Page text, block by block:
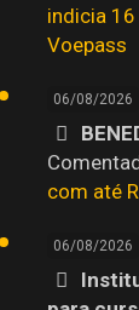
indicia
Voepass
06/08/2026
com até
06/08/2026